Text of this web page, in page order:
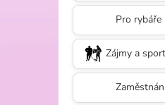
Pro rybáře
Zájmy a sport